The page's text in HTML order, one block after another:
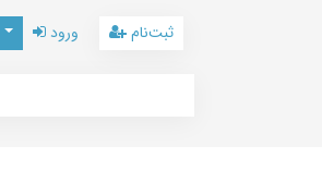
ورود ثبت‌نام